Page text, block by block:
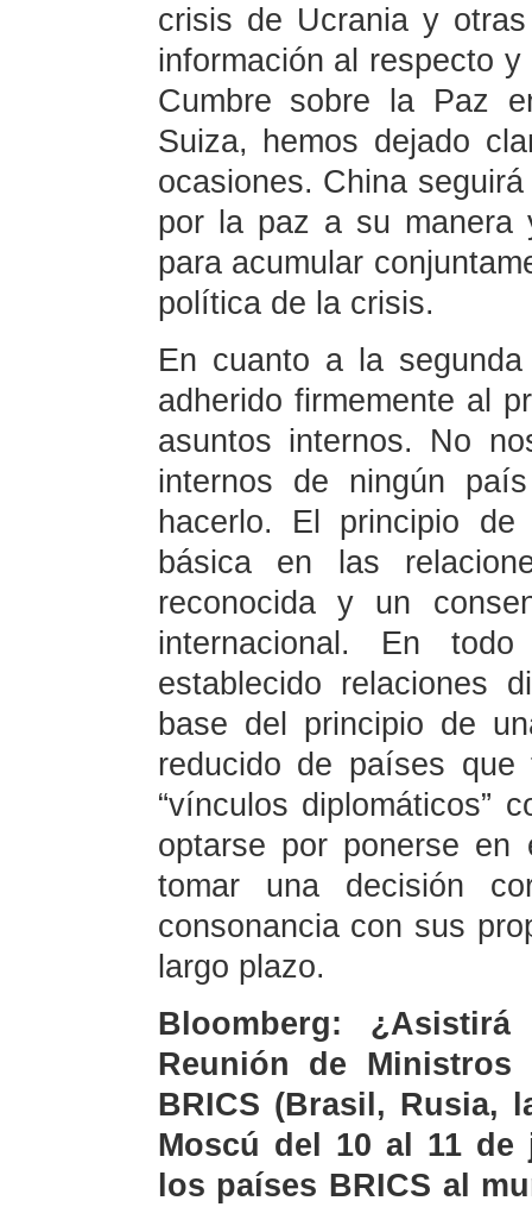
crisis de Ucrania y
información al respecto
Cumbre sobre la Paz
Suiza, hemos dejado
ocasiones. China
por la paz a su manera
para acumular
política de la crisis.
En cuanto a la
adherido firmemente al
asuntos internos. No
internos de ningún
hacerlo. El principio
básica en las
reconocida y un
internacional. En
establecido relaciones
base del principio de
reducido de países que
“vínculos diplomáticos”
optarse por ponerse
tomar una decisión
consonancia con sus
largo plazo.
Bloomberg:
Reunión de Ministros
BRICS (Brasil, Rusia,
Moscú del 10 al 11 de
los países BRICS al